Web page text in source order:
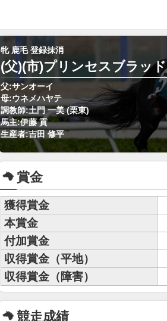
牝 鹿毛 登録抹消
(父)(市)プリンセスブラッド
父:サンオーイ
母:ウネメハヤテ
調教師:土門 一美 (栗東)
馬主:伊藤 貢
生産者:吉田 修平
賞金
獲得賞金
本賞金
付加賞金
収得賞金（平地）
収得賞金（障害）
競走成績